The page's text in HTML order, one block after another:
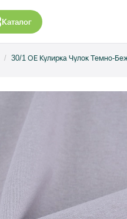
Каталог
30/1 ОЕ Кулирка Чулок Темно-